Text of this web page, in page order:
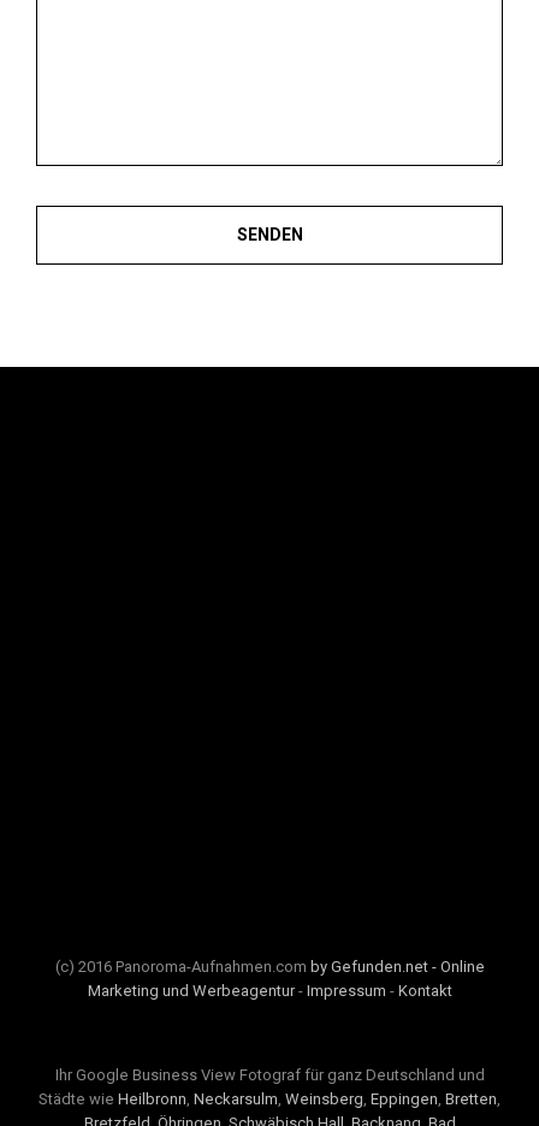
(c) 2016 Panoroma-Aufnahmen.com by Gefunden.net - Online
Marketing und Werbeagentur- Impressum - Kontakt
Ihr Google Business View Fotograf für ganz Deutschland und
Städte wie Heilbronn Neckarsulm Weinsberg Eppingen Bretten